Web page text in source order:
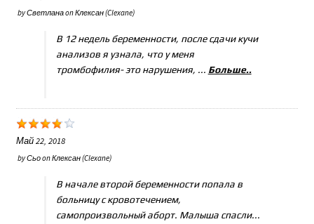
byСветланаonКлексан (Clexane)
В 12 недель беременности, после сдачи кучи
анализов я узнала, что у меня
тромбофилия- это нарушения, ... Больше..
Май 22, 2018
byСьоonКлексан (Clexane)
В начале второй беременности попала в
больницу с кровотечением,
самопроизвольный аборт. Малыша спасли...